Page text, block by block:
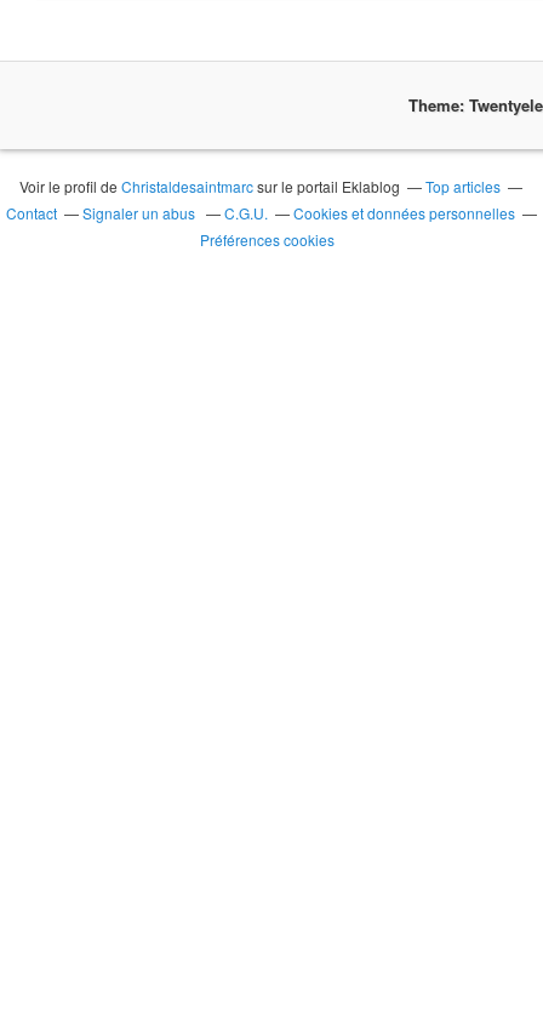
Theme:
Voir le profil deChristaldesaintmarcsur le portail Eklablog
Top articles
Contact
Signaler un abus C.G.U.
Cookies et données personnelles
Préférences cookies